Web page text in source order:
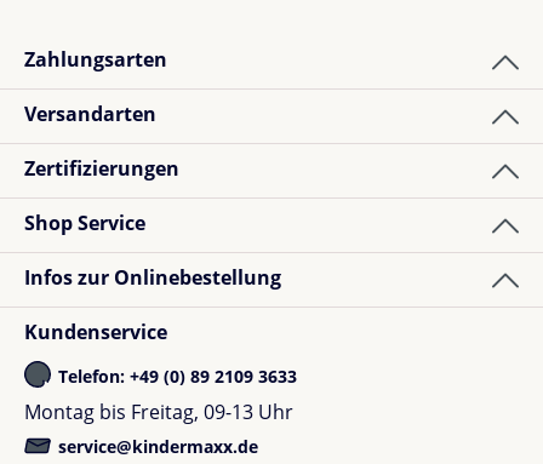
Zahlungsarten
Versandarten
Zertifizierungen
Shop Service
Infos zur Onlinebestellung
Kundenservice
Telefon: +49 (0) 89 2109 3633
Montag bis Freitag, 09-13 Uhr
service@kindermaxx.de